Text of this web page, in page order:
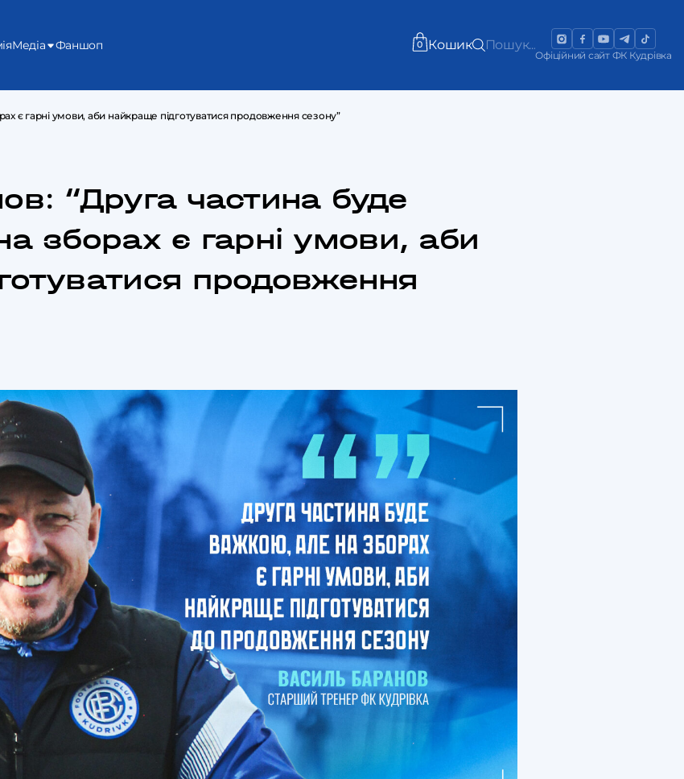
Медіа Фаншоп 0 Кошик Пошук...
Офіційний сайт ФК Кудрівка
є гарні умови, аби найкраще підготуватися продовження сезону”
“Друга частина буде
зборах є гарні умови, аби
продовження